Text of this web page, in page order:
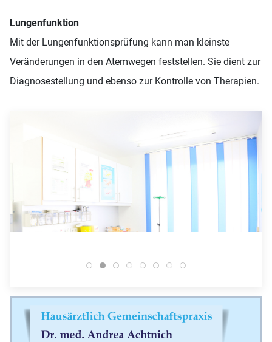
Lungenfunktion
Mit der Lungenfunktionsprüfung kann man kleinste
Veränderungen in den Atemwegen feststellen. Sie dient zur
Diagnosestellung und ebenso zur Kontrolle von Therapien.
Dres Achtnich 1
Dres Achtnich 14
Dres Achtnich 2
Dres Achtnich 3
Dres Achtnich 5
Dres Achtnich 4
Dr Andrea Achtnich